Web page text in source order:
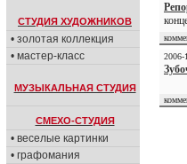
СТУДИЯ ХУДОЖНИКОВ
• золотая коллекция
• мастер-класс
МУЗЫКАЛЬНАЯ СТУДИЯ
СМЕХО-СТУДИЯ
• веселые картинки
• графомания
2006-